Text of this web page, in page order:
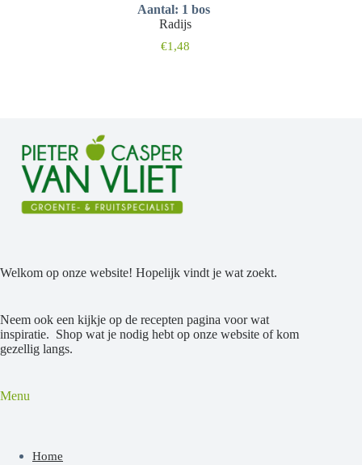
Radijs
€1,48
Aantal: 1 bos
Welkom op onze website! Hopelijk vindt je wat zoekt.
Neem ook een kijkje op de recepten pagina voor wat
inspiratie. Shop wat je nodig hebt op onze website of kom
gezellig langs.
Menu
Home